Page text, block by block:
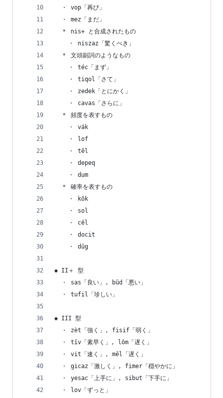
  ・ vop「再び」
  ・ mez「まだ」
  ＊ nis+ と合成されたもの
    ・ niszaz「驚くべき」
  ＊ 文頭副詞のようなもの
    ・ téc「まず」
    ・ tiqol「さて」
    ・ zedek「とにかく」
    ・ cavas「さらに」
  ＊ 頻度を表すもの
    ・ vák
    ・ lof
    ・ têl
    ・ depeq
    ・ dum
  ＊ 確率を表すもの
    ・ kôk
    ・ sol
    ・ cêl
    ・ docit
    ・ dûg
◆ II＋ 型
  ・ sas「良い」, bûd「悪い」
  ・ tufil「珍しい」
◆ III 型
  ・ zèt「強く」, fisif「弱く」
  ・ tîv「素早く」, lôm「遅く」
  ・ vit「速く」, mêl「遅く」
  ・ gicaz「激しく」, fimer「穏やかに」
  ・ yesac「上手に」, sibut「下手に」
  ・ lov「ずっと」